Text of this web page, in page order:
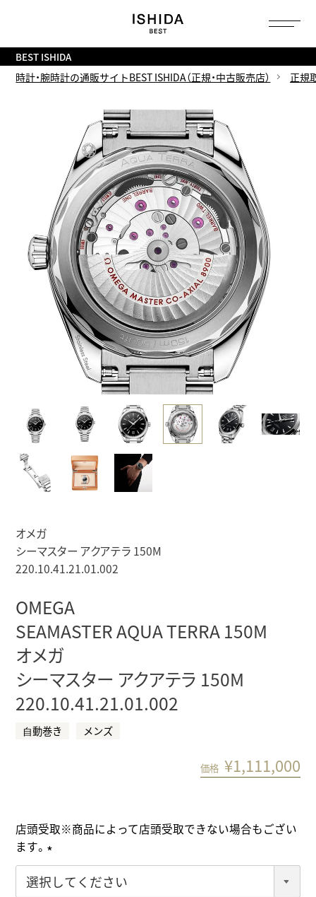
BEST ISHIDA
時計・腕時計の通販サイトBEST ISHIDA（正規・中古販売店）
正規
オメガ
シーマスター アクアテラ 150M
220.10.41.21.01.002
OMEGA
SEAMASTER AQUA TERRA 150M
オメガ
シーマスター アクアテラ 150M
220.10.41.21.01.002
⾃動巻き メンズ
価格 ¥1,111,000
店頭受取※商品によって店頭受取できない場合もござい
ます。
(
必
へ